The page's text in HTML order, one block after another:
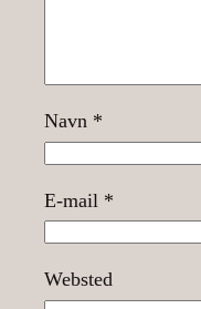
Navn *
E-mail *
Websted